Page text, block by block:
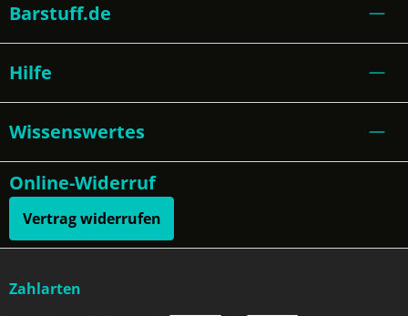
Barstuff.de
Hilfe
Wissenswertes
Online-Widerruf
Vertrag widerrufen
Zahlarten